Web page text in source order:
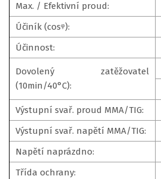
Max. / Efektivní proud:
Účiník (cosᵠ):
Účinnost:
Dovolený zatěžovatel
(10min/40°C):
Výstupní svař. proud MMA/TIG:
Výstupní svař. napětí MMA/TIG:
Napětí naprázdno:
Třída ochrany: